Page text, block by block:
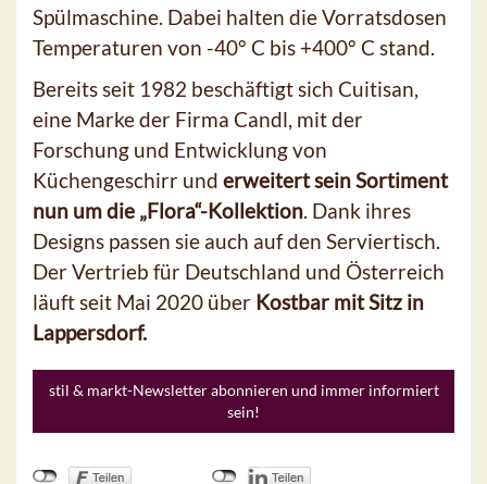
Spülmaschine. Dabei halten die Vorratsdosen
Temperaturen von -40° C bis +400° C stand.
Bereits seit 1982 beschäftigt sich Cuitisan,
eine Marke der Firma Candl, mit der
Forschung und Entwicklung von
Küchengeschirr und erweitert sein Sortiment
nun um die „Flora“-Kollektion. Dank ihres
Designs passen sie auch auf den Serviertisch.
Der Vertrieb für Deutschland und Österreich
läuft seit Mai 2020 über Kostbar mit Sitz in
Lappersdorf.
stil & markt-Newsletter abonnieren und immer informiert
sein!